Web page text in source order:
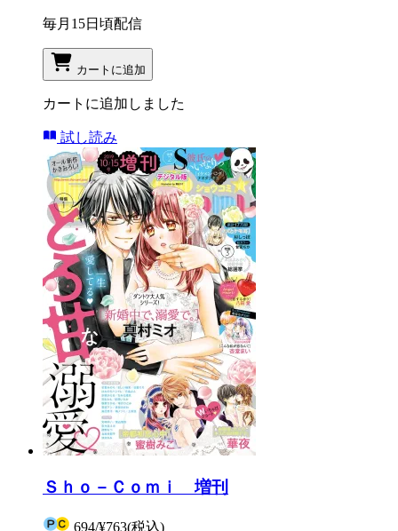
毎月15日頃配信
カートに追加
カートに追加しました
試し読み
Ｓｈｏ－Ｃｏｍｉ 増刊
694/¥763(税込)